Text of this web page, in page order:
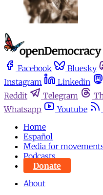
Facebook Bluesky
Instagram
Linkedin
Reddit
Telegram
Whatsapp
Youtube
Home
Español
Media for
Podcasts
Donate
About